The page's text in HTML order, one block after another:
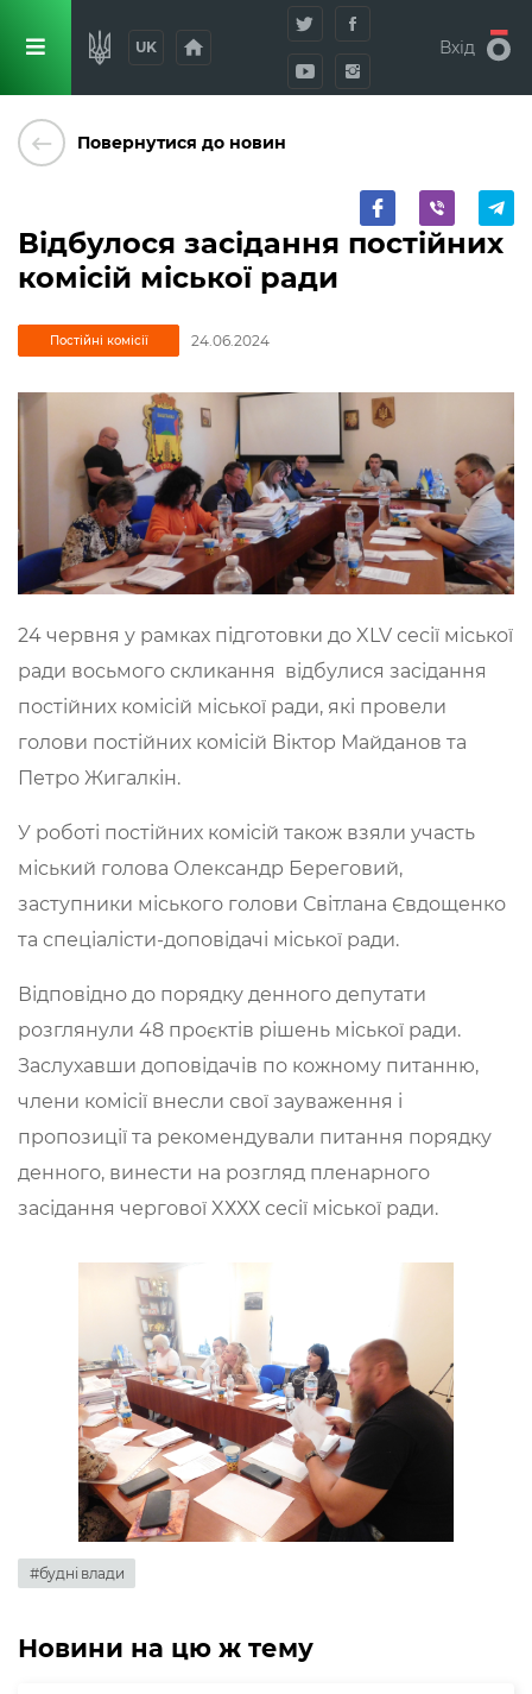
UK home Вхід
keyboard_backspace Повернутися до новин
Відбулося засідання постійних
комісій міської ради
Постійні комісії 24.06.2024
24 червня у рамках підготовки до XLV сесії міської
ради восьмого скликання відбулися засідання
постійних комісій міської ради, які провели
голови постійних комісій Віктор Майданов та
Петро Жигалкін.
У роботі постійних комісій також взяли участь
міський голова Олександр Береговий,
заступники міського голови Світлана Євдощенко
та спеціалісти-доповідачі міської ради.
Відповідно до порядку денного депутати
розглянули 48 проєктів рішень міської ради.
Заслухавши доповідачів по кожному питанню,
члени комісії внесли свої зауваження і
пропозиції та рекомендували питання порядку
денного, винести на розгляд пленарного
засідання чергової XХХХ сесії міської ради.
#будні влади
Новини на цю ж тему